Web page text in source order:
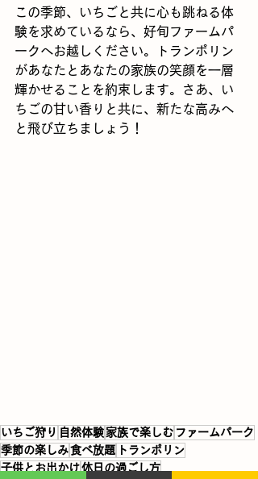
この季節、いちごと共に心も跳ねる体
験を求めているなら、好旬ファームパ
ークへお越しください。トランポリン
があなたとあなたの家族の笑顔を一層
輝かせることを約束します。さあ、い
ちごの甘い香りと共に、新たな高みへ
と飛び立ちましょう！
いちご狩り 自然体験 家族で楽しむ ファームパーク
季節の楽しみ食べ放題 トランポリン
子供とお出かけ休日の過ごし方